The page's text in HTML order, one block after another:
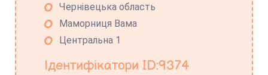
Чернівецька область
Маморниця Вама
Центральна 1
Ідентифікатори ID:9374